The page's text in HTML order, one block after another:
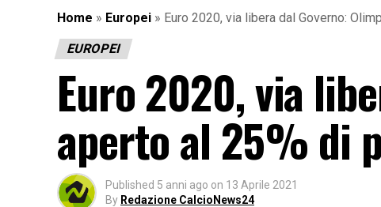
Home » Europei » Euro 2020, via libera dal Governo:
EUROPEI
Euro 2020, via
aperto al 25% di
Published 5 anni ago on 13 Aprile 2021
By Redazione CalcioNews24